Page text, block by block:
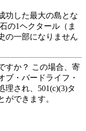
功した最大の島とな
の1ヘクタール（ま
の一部になりません
すか？ この場合、寄
ブ・バードライフ・
理され、501(c)(3)タ
ができます。